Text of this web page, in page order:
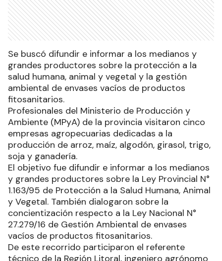
Se buscó difundir e informar a los medianos y
grandes productores sobre la protección a la
salud humana, animal y vegetal y la gestión
ambiental de envases vacíos de productos
fitosanitarios.
Profesionales del Ministerio de Producción y
Ambiente (MPyA) de la provincia visitaron cinco
empresas agropecuarias dedicadas a la
producción de arroz, maíz, algodón, girasol, trigo,
soja y ganadería.
El objetivo fue difundir e informar a los medianos
y grandes productores sobre la Ley Provincial N°
1.163/95 de Protección a la Salud Humana, Animal
y Vegetal. También dialogaron sobre la
concientización respecto a la Ley Nacional N°
27.279/16 de Gestión Ambiental de envases
vacíos de productos fitosanitarios.
De este recorrido participaron el referente
técnico de la Región Litoral, ingeniero agrónomo